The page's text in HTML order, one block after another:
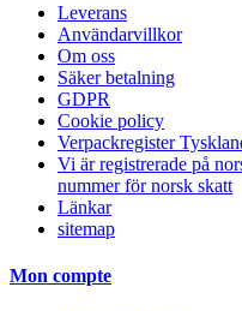
Leverans
Användarvillkor
Om oss
Säker betalning
GDPR
Cookie policy
Verpackregister
Vi är registrerade på
nummer för norsk skatt
Länkar
sitemap
Mon compte